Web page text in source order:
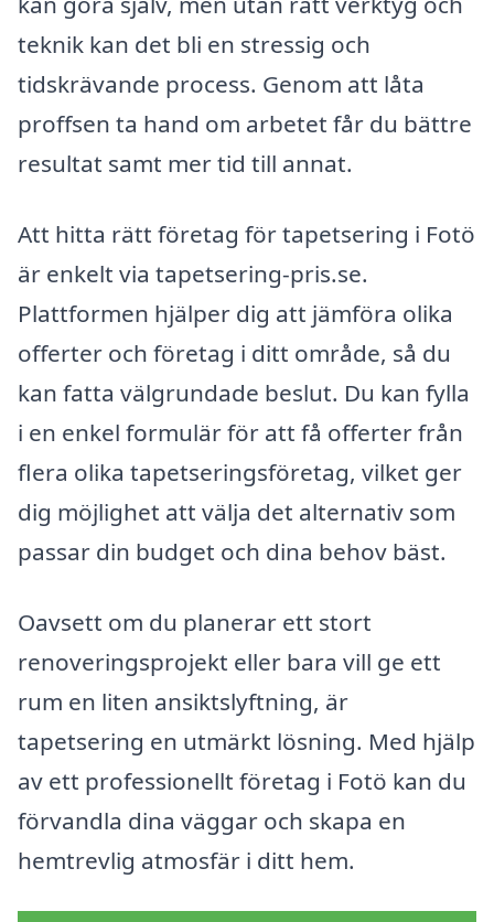
teknik kan det bli en stressig och
tidskrävande process. Genom att låta
proffsen ta hand om arbetet får du bättre
resultat samt mer tid till annat.
Att hitta rätt företag för tapetsering i Fotö
är enkelt via tapetsering-pris.se.
Plattformen hjälper dig att jämföra olika
offerter och företag i ditt område, så du
kan fatta välgrundade beslut. Du kan fylla
i en enkel formulär för att få offerter från
flera olika tapetseringsföretag, vilket ger
dig möjlighet att välja det alternativ som
passar din budget och dina behov bäst.
Oavsett om du planerar ett stort
renoveringsprojekt eller bara vill ge ett
rum en liten ansiktslyftning, är
tapetsering en utmärkt lösning. Med hjälp
av ett professionellt företag i Fotö kan du
förvandla dina väggar och skapa en
hemtrevlig atmosfär i ditt hem.